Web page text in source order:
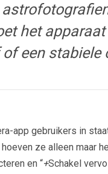
het
een stabiele
app gebruikers in
ze alleen maar
en “+Schakel